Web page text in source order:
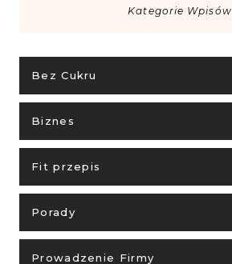
Kategorie Wpisów
Bez Cukru
Biznes
Fit przepis
Porady
Prowadzenie Firmy